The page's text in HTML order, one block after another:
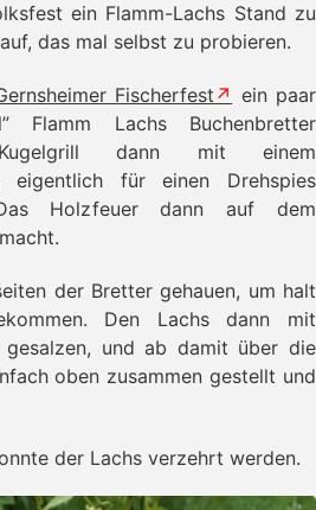
ein Flamm-Lachs Stand zu
das mal selbst zu probieren.
Fischerfest
ein paar
Flamm Lachs Buchenbretter
dann mit einem
eigentlich für einen Drehspies
Holzfeuer dann auf dem
der Bretter gehauen, um halt
Den Lachs dann mit
und ab damit über die
oben zusammen gestellt und
der Lachs verzehrt werden.